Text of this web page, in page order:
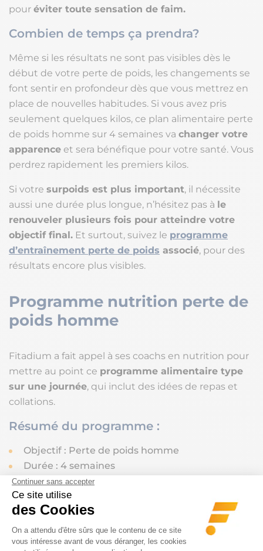
pour éviter toute sensation de faim.
Combien de temps ça prendra?
Même si les résultats ne sont pas visibles dès le
début de votre perte de poids, les changements se
font sentir en profondeur dès que vous mettrez en
place de nouvelles habitudes. Si vous avez pris
seulement quelques kilos, ce plan alimentaire perte
de poids homme sur 4 semaines va changer votre
apparence et sera bénéfique pour votre santé. Vous
perdrez rapidement les premiers kilos.
Si votre surpoids est plus important, il nécessite
aussi une durée plus longue, n’hésitez pas à le
renouveler plusieurs fois pour atteindre votre
objectif final. Et surtout, suivez le programme
d’entraînement perte de poids associé, pour des
résultats encore plus visibles.
Programme nutrition perte de
poids homme
Fitadium a fait appel à ses coachs en nutrition pour
mettre au point ce programme alimentaire type
sur une journée, qui inclut des idées de repas et
collations.
Résumé du programme :
Objectif : Perte de poids homme
Durée : 4 semaines
Suppléments :
perte de poids